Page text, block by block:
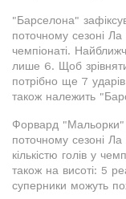
"Барселона"
поточному сезоні
чемпіонаті.
лише 6. Щоб
потрібно ще 7
також належить
Форвард "Мальорки"
поточному сезоні
кількістю голів у
також на висоті: 5
суперники можуть